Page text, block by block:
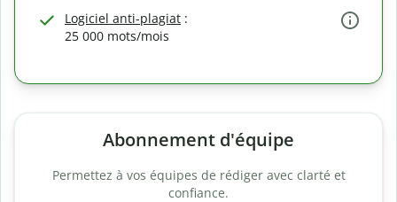
Logiciel anti-plagiat :
25 000 mots/mois
Abonnement d'équipe
Permettez à vos équipes de rédiger avec clarté et
confiance.